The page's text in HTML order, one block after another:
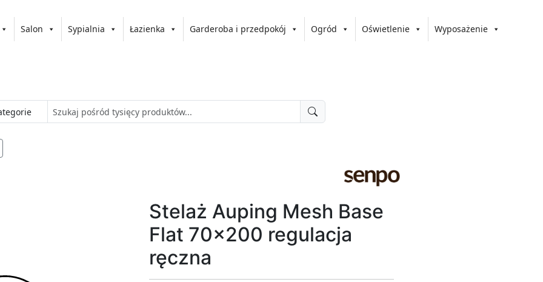
Salon Sypialnia Łazienka Garderoba i przedpokój Ogród Oświetlenie Wyposażenie
Stelaż Auping Mesh Base
Flat 70x200 regulacja
ręczna